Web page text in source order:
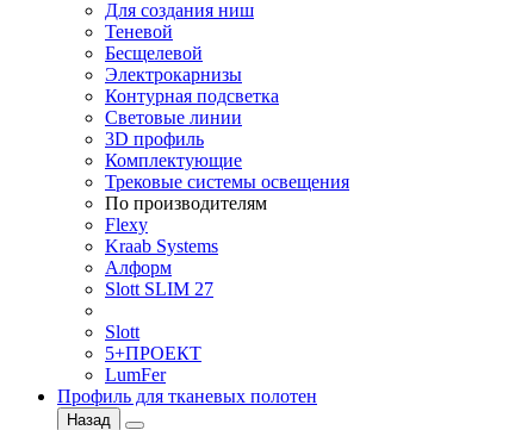
Для создания ниш
Теневой
Бесщелевой
Электрокарнизы
Контурная подсветка
Световые линии
3D профиль
Комплектующие
Трековые системы освещения
По производителям
Flexy
Kraab Systems
Алформ
Slott SLIM 27
Slott
5+ПРОЕКТ
LumFer
Профиль для тканевых полотен
Назад